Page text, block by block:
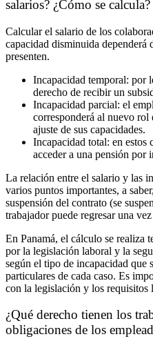
salarios? ¿Cómo se calcula?
Calcular el salario de los
capacidad disminuida
presenten.
Incapacidad temporal: por
derecho de recibir un
Incapacidad parcial: el
corresponderá al nuevo
ajuste de sus capacidades.
Incapacidad total: en estos
acceder a una pensión por
La relación entre el salario y las
varios puntos importantes, a
suspensión del contrato (se
trabajador puede regresar una
En Panamá, el cálculo se realiza
por la legislación laboral y la
según el tipo de incapacidad que
particulares de cada caso. Es
con la legislación y los requisitos
¿Qué derecho tienen los
obligaciones de los